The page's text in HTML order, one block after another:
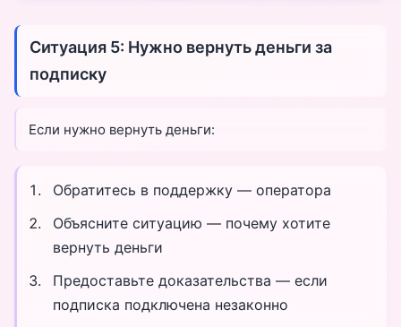
Ситуация 5: Нужно вернуть деньги за
подписку
Если нужно вернуть деньги:
Обратитесь в поддержку — оператора
Объясните ситуацию — почему хотите
вернуть деньги
Предоставьте доказательства — если
подписка подключена незаконно